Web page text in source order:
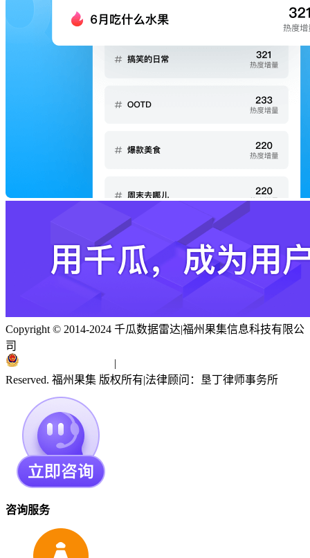
Copyright © 2014-2024 千瓜数据雷达|福州果集信息科技有限公
司
|
Reserved. 福州果集 版权所有|法律顾问：垦丁律师事务所
咨询服务